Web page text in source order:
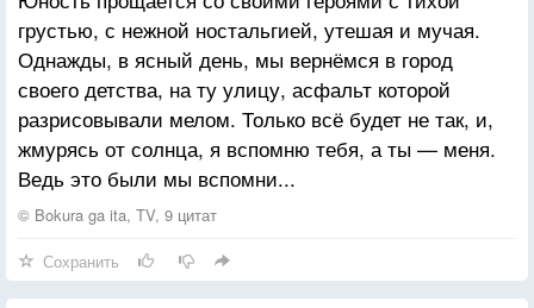
грустью, с нежной ностальгией, утешая и мучая.
Однажды, в ясный день, мы вернёмся в город
своего детства, на ту улицу, асфальт которой
разрисовывали мелом. Только всё будет не так, и,
жмурясь от солнца, я вспомню тебя, а ты — меня.
Ведь это были мы вспомни...
© Bokura ga ita, TV, 9 цитат
Сохранить